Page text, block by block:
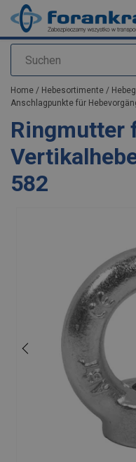
Suchen
Anfragen
Home / Hebesortimente /
Anschlagpunkte für
Ringmutter
582